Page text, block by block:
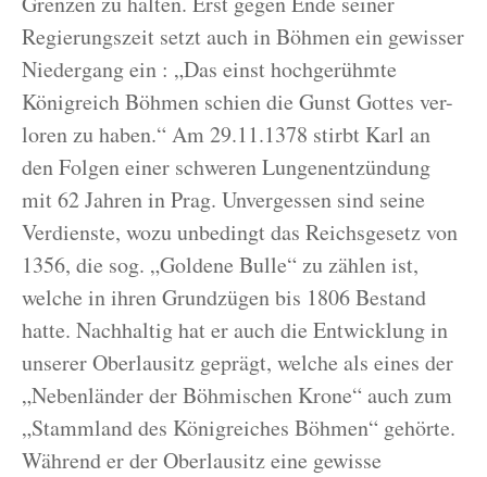
Regierungszeit setzt auch in Böhmen ein gewisser
Niedergang ein : „Das einst hochgerühmte
Königreich Böhmen schien die Gunst Gottes ver-
loren zu haben.“ Am 29.11.1378 stirbt Karl an
den Folgen einer schweren Lungenentzündung
mit 62 Jahren in Prag. Unvergessen sind seine
Verdienste, wozu unbedingt das Reichsgesetz von
1356, die sog. „Goldene Bulle“ zu zählen ist,
welche in ihren Grundzügen bis 1806 Bestand
hatte. Nachhaltig hat er auch die Entwicklung in
unserer Oberlausitz geprägt, welche als eines der
„Nebenländer der Böhmischen Krone“ auch zum
„Stammland des Königreiches Böhmen“ gehörte.
Während er der Oberlausitz eine gewisse